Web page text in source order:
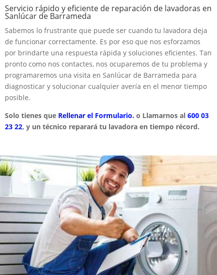
Servicio rápido y eficiente de reparación de lavadoras en
Sanlúcar de Barrameda
Sabemos lo frustrante que puede ser cuando tu lavadora deja
de funcionar correctamente. Es por eso que nos esforzamos
por brindarte una respuesta rápida y soluciones eficientes. Tan
pronto como nos contactes, nos ocuparemos de tu problema y
programaremos una visita en Sanlúcar de Barrameda para
diagnosticar y solucionar cualquier avería en el menor tiempo
posible.
Solo tienes que Rellenar el Formulario. o Llamarnos al 600 03
23 22, y un técnico reparará tu lavadora en tiempo récord.